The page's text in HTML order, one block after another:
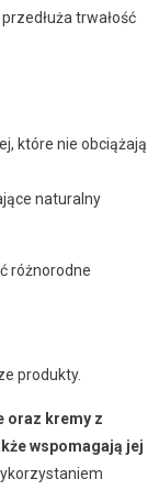
trwałość
które nie obciążają
naturalny
różnorodne
produkty.
oraz kremy z
wspomagają jej